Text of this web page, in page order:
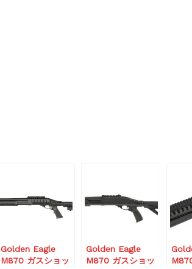
Golden Eagle
M870 ガスショッ
Golden Eagle
M870 ガスショッ